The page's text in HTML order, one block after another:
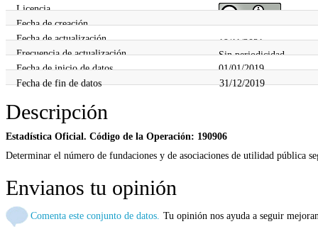
Licencia
Fecha de creación
Fecha de actualización
19/11/2021
Frecuencia de actualización
Sin periodicidad
Fecha de inicio de datos
01/01/2019
Fecha de fin de datos
31/12/2019
Descripción
Estadística Oficial. Código de la Operación: 190906
Determinar el número de fundaciones y de asociaciones de utilidad pública
Envianos tu opinión
Comenta este conjunto de datos. Tu opinión nos ayuda a seguir